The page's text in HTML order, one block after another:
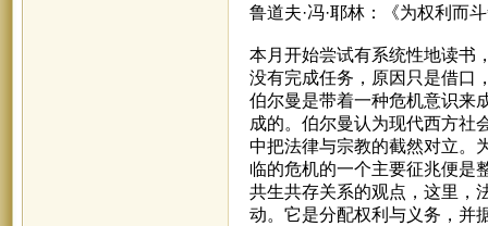
鲁道夫·冯·耶林：《为权利而
本月开始尝试有系统性地读书
没有完成任务，原因只是借口
伯尔曼是带着一种危机意识来
成的。伯尔曼认为现代西方社
中把法律与宗教的截然对立。
临的危机的一个主要征兆便是
共生共存关系的观点，这里，
动。它是分配权利与义务，并